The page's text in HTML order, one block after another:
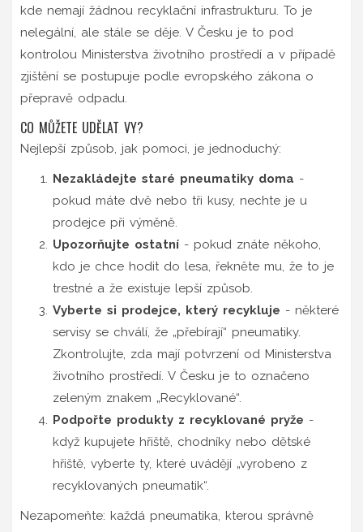
kde nemají žádnou recyklační infrastrukturu. To je
nelegální, ale stále se děje. V Česku je to pod
kontrolou Ministerstva životního prostředí a v případě
zjištění se postupuje podle evropského zákona o
přepravě odpadu.
CO MŮŽETE UDĚLAT VY?
Nejlepší způsob, jak pomoci, je jednoduchý:
Nezakládejte staré pneumatiky doma -
pokud máte dvě nebo tři kusy, nechte je u
prodejce při výměně.
Upozorňujte ostatní - pokud znáte někoho,
kdo je chce hodit do lesa, řekněte mu, že to je
trestné a že existuje lepší způsob.
Vyberte si prodejce, který recykluje - některé
servisy se chválí, že „přebírají“ pneumatiky.
Zkontrolujte, zda mají potvrzení od Ministerstva
životního prostředí. V Česku je to označeno
zeleným znakem „Recyklované“.
Podpořte produkty z recyklované pryže -
když kupujete hřiště, chodníky nebo dětské
hřiště, vyberte ty, které uvádějí „vyrobeno z
recyklovaných pneumatik“.
Nezapomeňte: každá pneumatika, kterou správně